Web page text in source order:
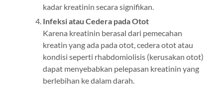
kadar kreatinin secara signifikan.
Infeksi atau Cedera pada Otot
Karena kreatinin berasal dari pemecahan
kreatin yang ada pada otot, cedera otot atau
kondisi seperti rhabdomiolisis (kerusakan otot)
dapat menyebabkan pelepasan kreatinin yang
berlebihan ke dalam darah.